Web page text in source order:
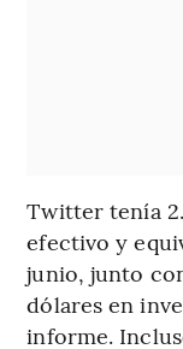
Twitter tenía
efectivo y
junio, junto
dólares en
informe.